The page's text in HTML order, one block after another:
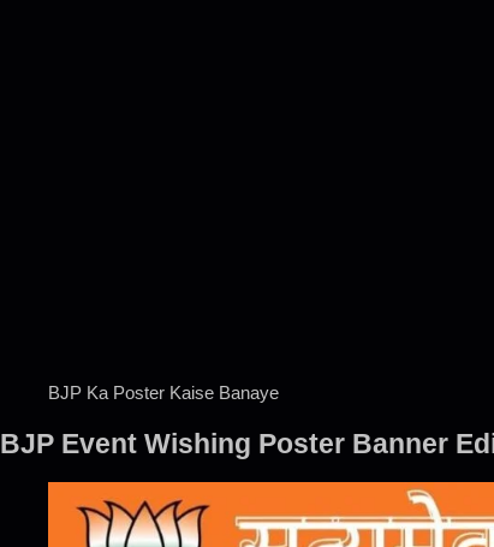
BJP Ka Poster Kaise Banaye
BJP Event Wishing Poster Banner